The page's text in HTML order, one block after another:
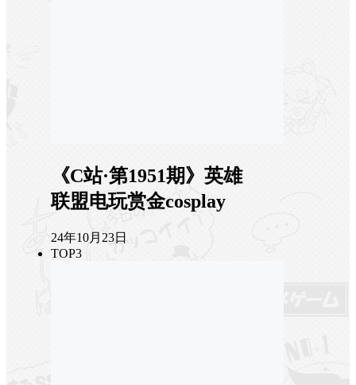
《C站·第1951期》英雄
联盟电玩赏金cosplay
24年10月23日
TOP3